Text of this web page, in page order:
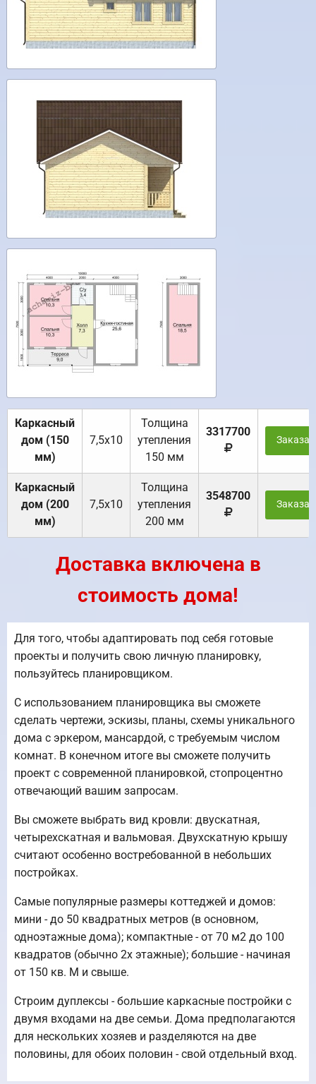
Каркасный
дом (150
мм)
7,5х10
Толщина
утепления
150 мм
3317700
Каркасный
дом (200
мм)
7,5х10
Толщина
утепления
200 мм
3548700
Доставка включена в
стоимость дома!
Для того, чтобы адаптировать под себя готовые
проекты и получить свою личную планировку,
пользуйтесь планировщиком.
С использованием планировщика вы сможете
сделать чертежи, эскизы, планы, схемы уникального
дома с эркером, мансардой, с требуемым числом
комнат. В конечном итоге вы сможете получить
проект с современной планировкой, стопроцентно
отвечающий вашим запросам.
Вы сможете выбрать вид кровли: двускатная,
четырехскатная и вальмовая. Двухскатную крышу
считают особенно востребованной в небольших
постройках.
Самые популярные размеры коттеджей и домов:
мини - до 50 квадратных метров (в основном,
одноэтажные дома); компактные - от 70 м2 до 100
квадратов (обычно 2х этажные); большие - начиная
от 150 кв. М и свыше.
Строим дуплексы - большие каркасные постройки с
двумя входами на две семьи. Дома предполагаются
для нескольких хозяев и разделяются на две
половины, для обоих половин - свой отдельный вход.